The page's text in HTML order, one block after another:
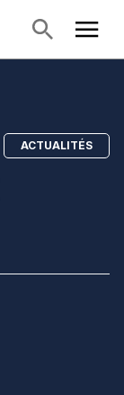
ACTUALITÉS